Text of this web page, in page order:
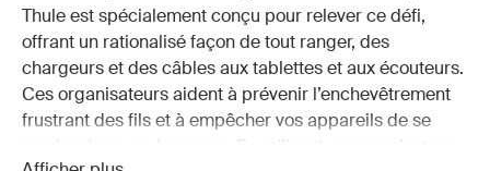
Thule est spécialement conçu pour relever ce défi,
offrant un rationaliséfaçon de tout ranger, des
chargeurs et des câbles aux tablettes et aux écouteurs.
Ces organisateurs aident à prévenir l’enchevêtrement
frustrant des fils et à empêcher vos appareils de se
perdre dans vos bagages. En utilisant un organisateur